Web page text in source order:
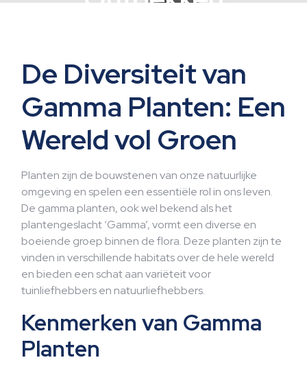
De Diversiteit van
Gamma Planten: Een
Wereld vol Groen
Planten zijn de bouwstenen van onze natuurlijke
omgeving en spelen een essentiële rol in ons leven.
De gamma planten, ook wel bekend als het
plantengeslacht ‘Gamma’, vormt een diverse en
boeiende groep binnen de flora. Deze planten zijn te
vinden in verschillende habitats over de hele wereld
en bieden een schat aan variëteit voor
tuinliefhebbers en natuurliefhebbers.
Kenmerken van Gamma
Planten